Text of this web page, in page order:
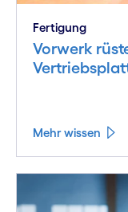
Fertigung
Vorwerk
Mehr wissen